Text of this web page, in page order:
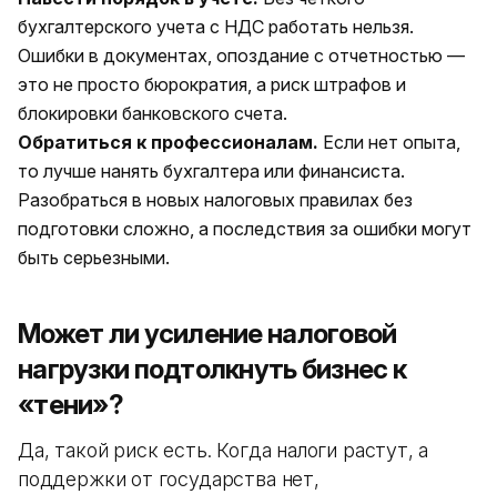
бухгалтерского учета с НДС работать нельзя.
Ошибки в документах, опоздание с отчетностью —
это не просто бюрократия, а риск штрафов и
блокировки банковского счета.
Обратиться к профессионалам. Если нет опыта,
то лучше нанять бухгалтера или финансиста.
Разобраться в новых налоговых правилах без
подготовки сложно, а последствия за ошибки могут
быть серьезными.
Может ли усиление налоговой
нагрузки подтолкнуть бизнес к
«тени»?
Да, такой риск есть. Когда налоги растут, а
поддержки от государства нет,